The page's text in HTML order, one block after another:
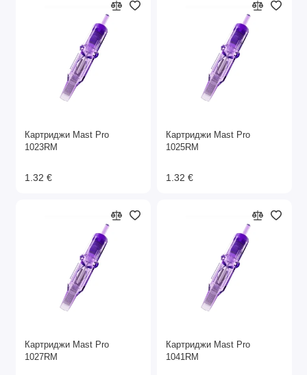
Картриджи Mast Pro
1023RM
1.32 €
Картриджи Mast Pro
1025RM
1.32 €
Картриджи Mast Pro
1027RM
Картриджи Mast Pro
1041RM